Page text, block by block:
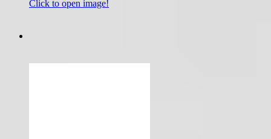
Click to open image!